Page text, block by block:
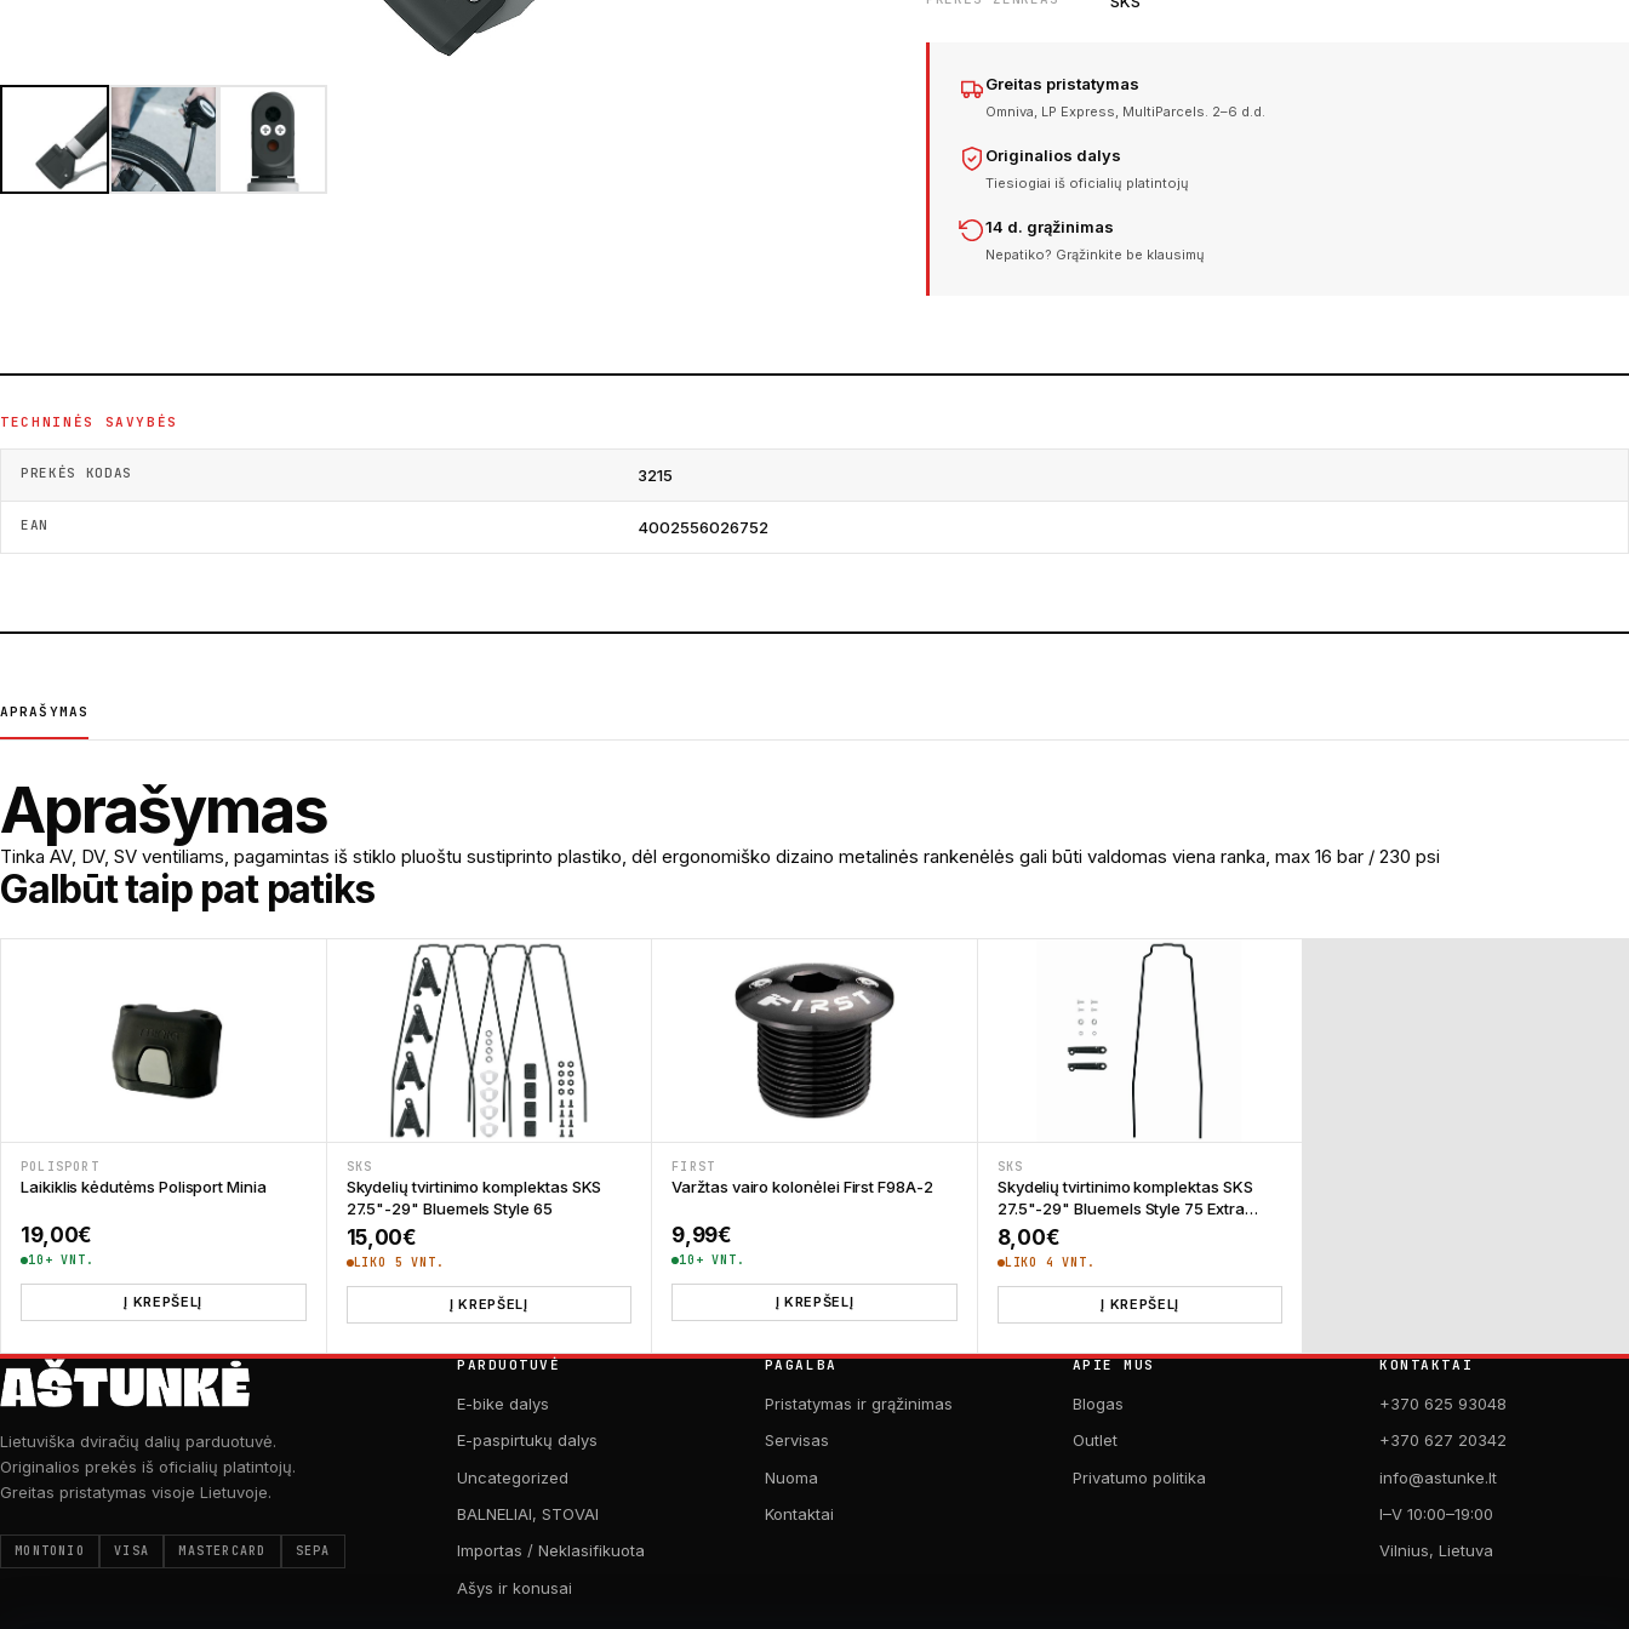
Greitas pristatymas
Omniva, LP Express, MultiParcels. 2–6 d.d.
Originalios dalys
Tiesiogiai iš oficialių platintojų
14 d. grąžinimas
Nepatiko? Grąžinkite be klausimų
TECHNINĖS SAVYBĖS
PREKĖS KODAS 3215
EAN 4002556026752
APRAŠYMAS
Aprašymas
Tinka AV, DV, SV ventiliams, pagamintas iš stiklo pluoštu sustiprinto plastiko, dėl ergonomiško dizaino metalinės rankenėlės gali būti valdomas viena ranka, max 16 bar / 230 psi
Galbūt taip pat patiks
POLISPORT
Laikiklis kėdutėms Polisport Minia
19,00€
10+ VNT.
Į KREPŠELĮ
SKS
Skydelių tvirtinimo komplektas SKS
27.5"-29" Bluemels Style 65
15,00€
LIKO 5 VNT.
Į KREPŠELĮ
FIRST
Varžtas vairo kolonėlei First F98A-2
9,99€
10+ VNT.
Į KREPŠELĮ
SKS
Skydelių tvirtinimo komplektas SKS
27.5"-29" Bluemels Style 75 Extra
Long 380 mm
8,00€
LIKO 4 VNT.
Į KREPŠELĮ
Lietuviška dviračių dalių parduotuvė.
Originalios prekės iš oficialių platintojų.
Greitas pristatymas visoje Lietuvoje.
MONTONIO VISA MASTERCARD SEPA
PARDUOTUVĖ
E-bike dalys
E-paspirtukų dalys
Uncategorized
BALNELIAI, STOVAI
Importas / Neklasifikuota
Ašys ir konusai
PAGALBA
Pristatymas ir grąžinimas
Servisas
Nuoma
Kontaktai
APIE MUS
Blogas
Outlet
Privatumo politika
KONTAKTAI
+370 625 93048
+370 627 20342
info@astunke.lt
I–V 10:00–19:00
Vilnius, Lietuva